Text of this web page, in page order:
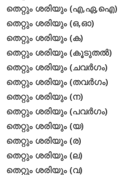
തെറ്റും ശരിയും (എ,ഏ,ഐ)
തെറ്റും ശരിയും (ഒ,ഓ)
തെറ്റും ശരിയും (ക)
തെറ്റും ശരിയും (കൂടുതല്‍)
തെറ്റും ശരിയും (ചവര്‍ഗം)
തെറ്റും ശരിയും (തവര്‍ഗം)
തെറ്റും ശരിയും (ന)
തെറ്റും ശരിയും (പവര്‍ഗം)
തെറ്റും ശരിയും (യ)
തെറ്റും ശരിയും (ര)
തെറ്റും ശരിയും (ല)
തെറ്റും ശരിയും (വ)